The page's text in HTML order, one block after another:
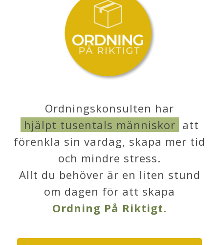
Ordningskonsulten har
hjälpt tusentals människor att
förenkla sin vardag, skapa mer tid
och mindre stress.
Allt du behöver är en liten stund
om dagen för att skapa
Ordning På Riktigt.